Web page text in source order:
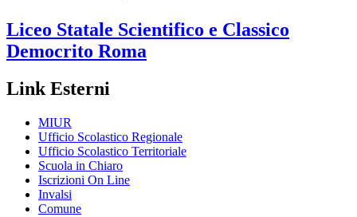
Liceo Statale Scientifico e Classico
Democrito Roma
Link Esterni
MIUR
Ufficio Scolastico Regionale
Ufficio Scolastico Territoriale
Scuola in Chiaro
Iscrizioni On Line
Invalsi
Comune